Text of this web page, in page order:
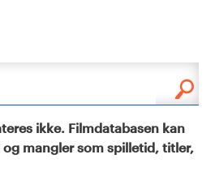
ikke. Filmdatabasen kan
mangler som spilletid, titler,